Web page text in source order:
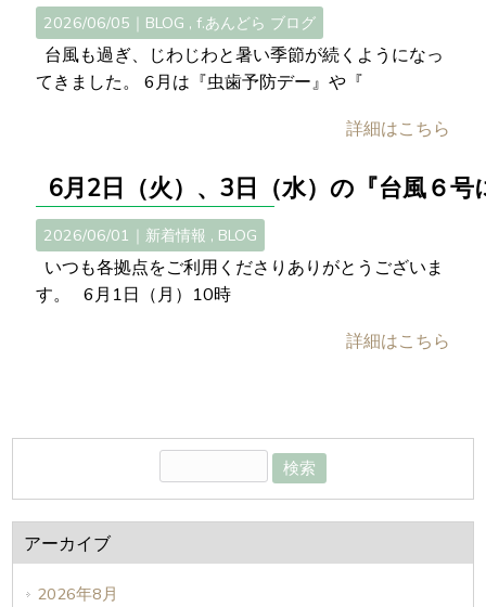
2026/06/05｜ BLOG f.あんどら ブログ
台風も過ぎ、じわじわと暑い季節が続くようになっ
てきました。 6月は『虫歯予防デー』や『
詳細はこちら
6月2日（火）、3日（水）の『台風６号
2026/06/01｜新着情報 BLOG
いつも各拠点をご利用くださりありがとうございま
す。 6月1日（月）10時
詳細はこちら
アーカイブ
2026年8月